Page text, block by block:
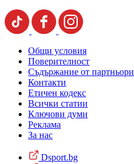
Общи условия
Поверителност
Съдържание от партньори
Контакти
Етичен кодекс
Всички статии
Ключови думи
Реклама
За нас
Dsport.bg